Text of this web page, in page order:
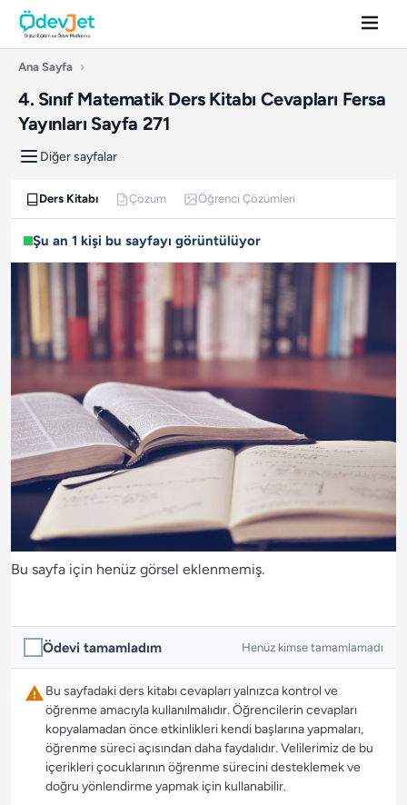
Ana Sayfa ›
4. Sınıf Matematik Ders Kitabı Cevapları Fersa
Yayınları Sayfa 271
Diğer sayfalar
Ders Kitabı Çözüm Öğrenci Çözümleri
Şu an 1 kişi bu sayfayı görüntülüyor
Bu sayfa için henüz görsel eklenmemiş.
Ödevi tamamladım Henüz kimse tamamlamadı
Bu sayfadaki ders kitabı cevapları yalnızca kontrol ve
öğrenme amacıyla kullanılmalıdır. Öğrencilerin cevapları
kopyalamadan önce etkinlikleri kendi başlarına yapmaları,
öğrenme süreci açısından daha faydalıdır. Velilerimiz de bu
içerikleri çocuklarının öğrenme sürecini desteklemek ve
doğru yönlendirme yapmak için kullanabilir.